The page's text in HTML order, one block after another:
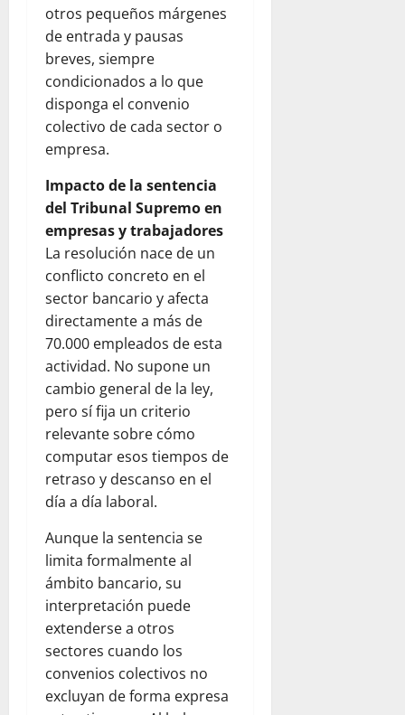
otros pequeños márgenes
de entrada y pausas
breves, siempre
condicionados a lo que
disponga el convenio
colectivo de cada sector o
empresa.
Impacto de la sentencia
del Tribunal Supremo en
empresas y trabajadores
La resolución nace de un
conflicto concreto en el
sector bancario y afecta
directamente a más de
70.000 empleados de esta
actividad. No supone un
cambio general de la ley,
pero sí fija un criterio
relevante sobre cómo
computar esos tiempos de
retraso y descanso en el
día a día laboral.
Aunque la sentencia se
limita formalmente al
ámbito bancario, su
interpretación puede
extenderse a otros
sectores cuando los
convenios colectivos no
excluyan de forma expresa